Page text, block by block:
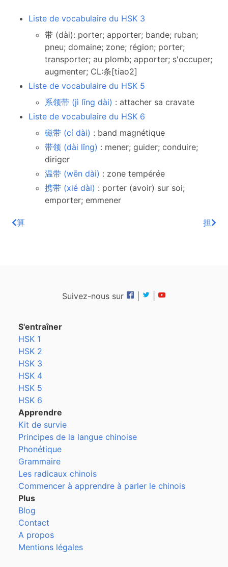
Liste de vocabulaire du HSK 3
带 (dài): porter; apporter; bande; ruban;
pneu; domaine; zone; région; porter;
transporter; au plomb; apporter; s'occuper;
augmenter; CL:条[tiao2]
Liste de vocabulaire du HSK 5
系领带 (jì lǐng dài) : attacher sa cravate
Liste de vocabulaire du HSK 6
磁带 (cí dài) : band magnétique
带领 (dài lǐng) : mener; guider; conduire;
diriger
温带 (wēn dài) : zone tempérée
携带 (xié dài) : porter (avoir) sur soi;
emporter; emmener
算 担
Suivez-nous sur
S'entraîner
HSK 1
HSK 2
HSK 3
HSK 4
HSK 5
HSK 6
Apprendre
Kit de survie
Principes de la langue chinoise
Phonétique
Grammaire
Les radicaux chinois
Commencer à apprendre à parler le chinois
Plus
Blog
Contact
A propos
Mentions légales